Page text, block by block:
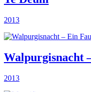
2013
Walpurgisnacht
2013